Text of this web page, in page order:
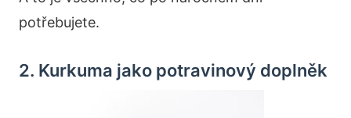
potřebujete.
2. Kurkuma jako potravinový doplněk